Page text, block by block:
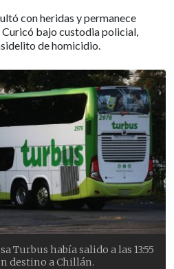
con heridas y permanece
bajo custodia policial,
de homicidio.
Turbus había salido a las 13:55
destino a Chillán.